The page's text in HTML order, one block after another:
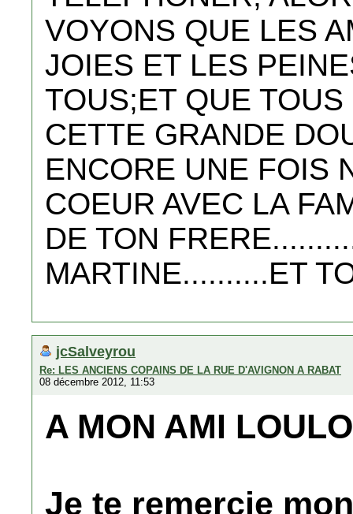
VOYONS QUE LES
JOIES ET LES
TOUS;ET QUE
CETTE GRANDE
ENCORE UNE FOIS
COEUR AVEC LA
DE TON
MARTINE..........ET
jcSalveyrou
Re: LES ANCIENS COPAINS DE LA RUE D'AVIGNON A RABAT
08 décembre 2012, 11:53
A MON AMI
Je te remercie